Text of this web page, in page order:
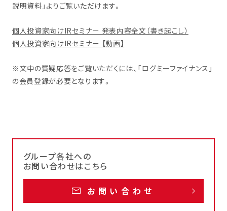
説明資料」よりご覧いただけます。
個人投資家向けIRセミナー 発表内容全文（書き起こし）
個人投資家向けIRセミナー 【動画】
※文中の質疑応答をご覧いただくには、「ログミーファイナンス」
の会員登録が必要となります。
グループ各社への
お問い合わせはこちら
お問い合わせ